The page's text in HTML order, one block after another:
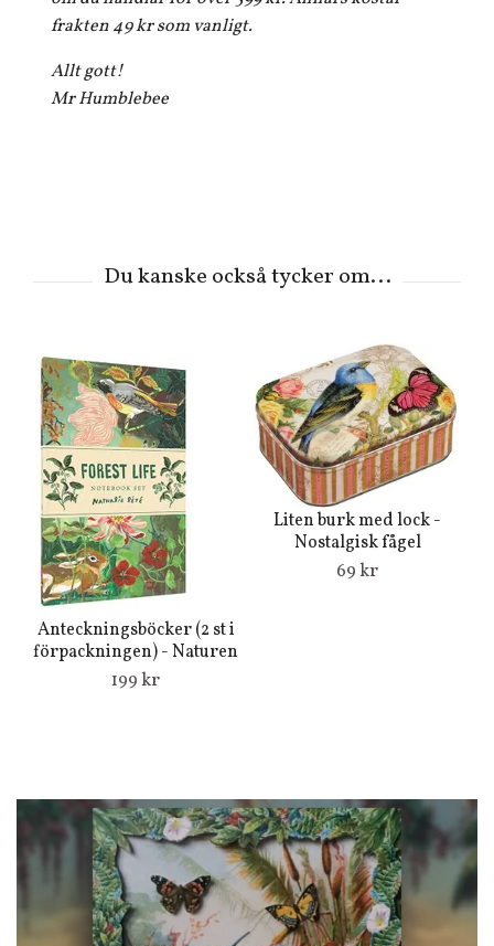
frakten 49 kr som vanligt.
Allt gott!
Mr Humblebee
Anteckningsböcker (2 st i
förpackningen) - Naturen
199 kr
Liten burk med lock -
Nostalgisk fågel
69 kr